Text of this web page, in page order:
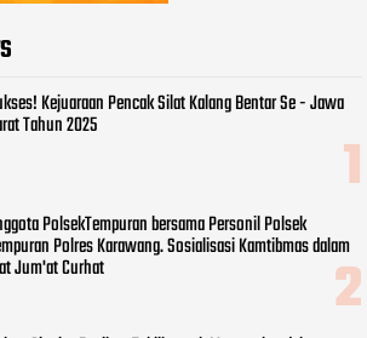
Kejuaraan Pencak Silat Kalang Bentar Se - Jawa
Tahun 2025
PolsekTempuran bersama Personil Polsek
Polres Karawang. Sosialisasi Kamtibmas dalam
Jum'at Curhat